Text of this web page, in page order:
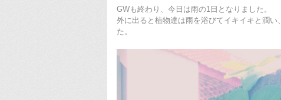
GWも終わり、今日は雨の1日となりました。
外に出ると植物達は雨を浴びてイキイキと潤
た。